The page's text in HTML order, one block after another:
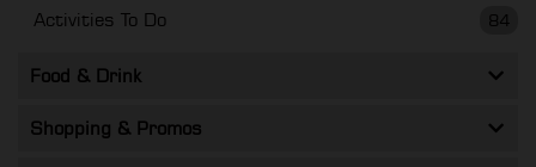
84
Activities To Do
Food & Drink
Shopping & Promos